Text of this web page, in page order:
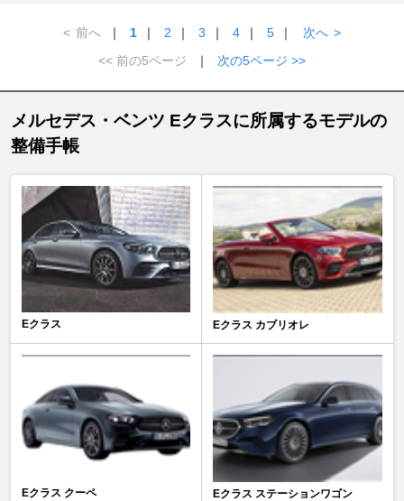
< 前へ ｜ 1 ｜ 2 ｜ 3 ｜ 4 ｜ 5 ｜ 次へ >
<< 前の5ページ
｜ 次の5ページ >>
メルセデス・ベンツ Eクラスに所属するモデルの
整備手帳
Eクラス Eクラス カブリオレ
Eクラス クーペ Eクラス ステーションワゴン